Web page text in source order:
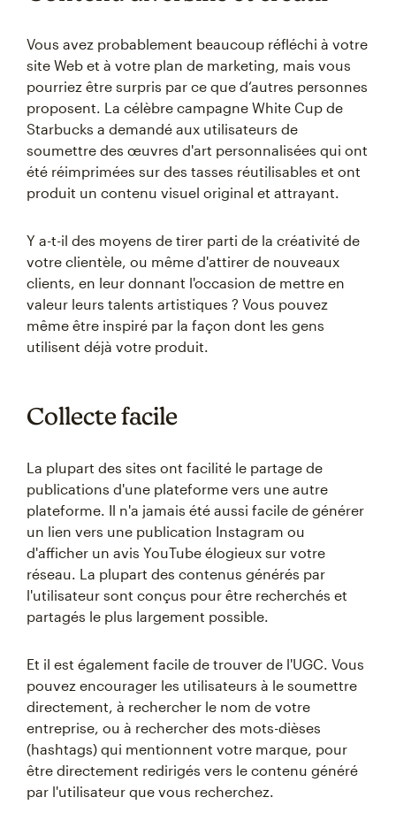
Vous avez probablement beaucoup réfléchi à votre
site Web et à votre plan de marketing, mais vous
pourriez être surpris par ce que d‘autres personnes
proposent. La célèbre campagne White Cup de
Starbucks a demandé aux utilisateurs de
soumettre des œuvres d'art personnalisées qui ont
été réimprimées sur des tasses réutilisables et ont
produit un contenu visuel original et attrayant.
Y a-t-il des moyens de tirer parti de la créativité de
votre clientèle, ou même d'attirer de nouveaux
clients, en leur donnant l'occasion de mettre en
valeur leurs talents artistiques ? Vous pouvez
même être inspiré par la façon dont les gens
utilisent déjà votre produit.
Collecte facile
La plupart des sites ont facilité le partage de
publications d'une plateforme vers une autre
plateforme. Il n'a jamais été aussi facile de générer
un lien vers une publication Instagram ou
d'afficher un avis YouTube élogieux sur votre
réseau. La plupart des contenus générés par
l'utilisateur sont conçus pour être recherchés et
partagés le plus largement possible.
Et il est également facile de trouver de l'UGC. Vous
pouvez encourager les utilisateurs à le soumettre
directement, à rechercher le nom de votre
entreprise, ou à rechercher des mots-dièses
(hashtags) qui mentionnent votre marque, pour
être directement redirigés vers le contenu généré
par l'utilisateur que vous recherchez.